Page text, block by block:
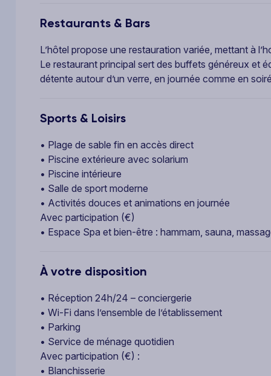
Restaurants & Bars
L’hôtel propose une restauration variée, mettant à
Le restaurant principal sert des buffets généreux et
détente autour d’un verre, en journée comme en
Sports & Loisirs
• Plage de sable fin en accès direct
• Piscine extérieure avec solarium
• Piscine intérieure
• Salle de sport moderne
• Activités douces et animations en journée
Avec participation (€)
• Espace Spa et bien-être : hammam, sauna,
À votre disposition
• Réception 24h/24 – conciergerie
• Wi-Fi dans l’ensemble de l’établissement
• Parking
• Service de ménage quotidien
Avec participation (€) :
• Blanchisserie